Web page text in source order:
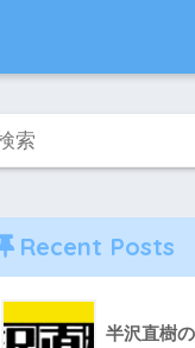
Recent Posts
半沢直樹